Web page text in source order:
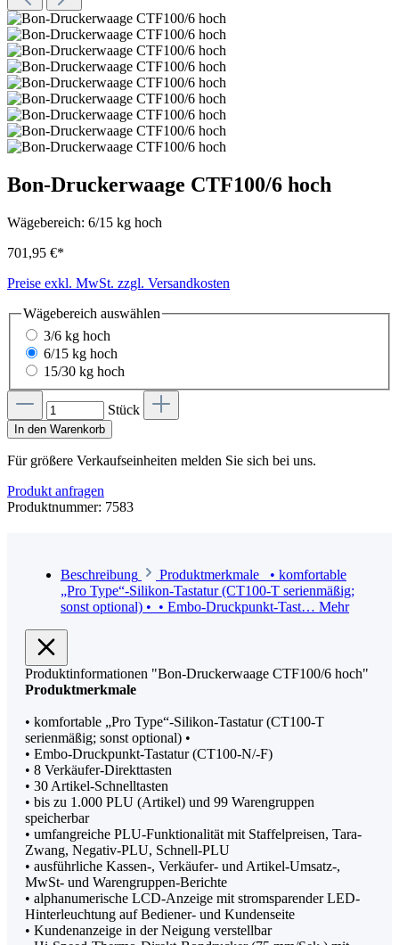
Bon-Druckerwaage CTF100/6 hoch
Wägebereich: 6/15 kg hoch
701,95 €*
Preise exkl. MwSt. zzgl. Versandkosten
Wägebereich auswählen
3/6 kg hoch
6/15 kg hoch
15/30 kg hoch
Stück
In den Warenkorb
Für größere Verkaufseinheiten melden Sie sich bei uns.
Produkt anfragen
Produktnummer: 7583
Beschreibung
Produktmerkmale • komfortable
„Pro Type“-Silikon-Tastatur (CT100-T serienmäßig;
sonst optional) • • Embo-Druckpunkt-Tast… Mehr
Produktinformationen "Bon-Druckerwaage CTF100/6 hoch"
Produktmerkmale
• komfortable „Pro Type“-Silikon-Tastatur (CT100-T
serienmäßig; sonst optional) •
• Embo-Druckpunkt-Tastatur (CT100-N/-F)
• 8 Verkäufer-Direkttasten
• 30 Artikel-Schnelltasten
• bis zu 1.000 PLU (Artikel) und 99 Warengruppen
speicherbar
• umfangreiche PLU-Funktionalität mit Staffelpreisen, Tara-
Zwang, Negativ-PLU, Schnell-PLU
• ausführliche Kassen-, Verkäufer- und Artikel-Umsatz-,
MwSt- und Warengruppen-Berichte
• alphanumerische LCD-Anzeige mit stromsparender LED-
Hinterleuchtung auf Bediener- und Kundenseite
• Kundenanzeige in der Neigung verstellbar